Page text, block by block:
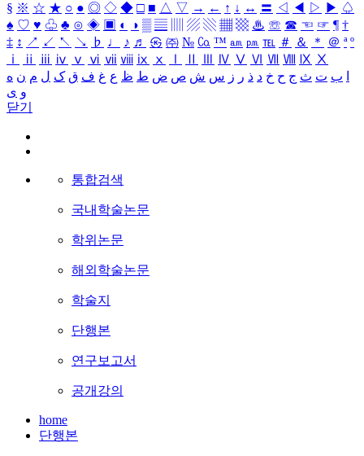
§ ※ ☆ ★ ○ ● ◎ ◇ ◆ □ ■ △ ▽ → ← ↑ ↓ ↔ 〓 ◁ ◀ ▷ ▶ ♤
♠ ♡ ♥ ♧ ♣ ⊙ ◈ ▣ ◐ ◑ ▒ ▤ ▨ ▧ ▦ ▩ ♨ ☏ ☎ ☜ ☞ ¶ †
‡ ↕ ↗ ↙ ↖ ↘ ♭ ♩ ♪ ♬ ㉿ ㈜ № ㏇ ™ ㏂ ㏘ ℡ ＃ ＆ ＊ ＠ ª º
ⅰ
ⅱ ⅲ ⅳ ⅴ ⅵ ⅶ ⅷ ⅸ ⅹ Ⅳ Ⅴ Ⅵ Ⅶ Ⅷ Ⅸ Ⅹ
ب ت ث ج ح خ د ذ ر ز س ش ص ض ط ظ ع غ ف ق ک ل م ن ه
و ی
닫기
통합검색
국내학술논문
학위논문
해외학술논문
학술지
단행본
연구보고서
공개강의
home
단행본